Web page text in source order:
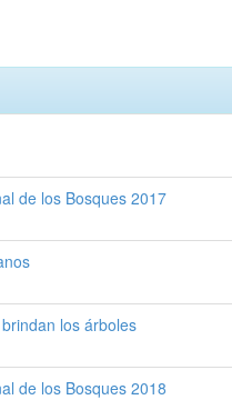
de los Bosques 2017
los árboles
de los Bosques 2018